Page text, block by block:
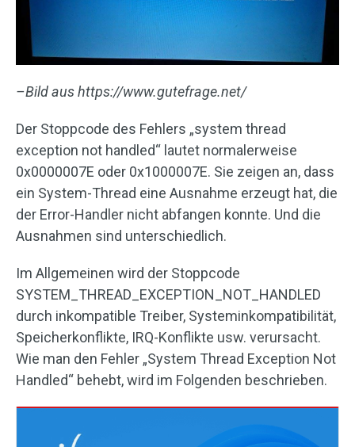
–Bild aus https://www.gutefrage.net/
Der Stoppcode des Fehlers „system thread
exception not handled“ lautet normalerweise
0x0000007E oder 0x1000007E. Sie zeigen an, dass
ein System-Thread eine Ausnahme erzeugt hat, die
der Error-Handler nicht abfangen konnte. Und die
Ausnahmen sind unterschiedlich.
Im Allgemeinen wird der Stoppcode
SYSTEM_THREAD_EXCEPTION_NOT_HANDLED
durch inkompatible Treiber, Systeminkompatibilität,
Speicherkonflikte, IRQ-Konflikte usw. verursacht.
Wie man den Fehler „System Thread Exception Not
Handled“ behebt, wird im Folgenden beschrieben.